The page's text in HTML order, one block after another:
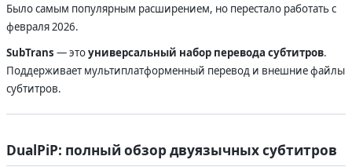
Было самым популярным расширением, но перестало работать с
февраля 2026.
SubTrans — этоуниверсальный набор перевода субтитров.
Поддерживает мультиплатформенный перевод и внешние файлы
субтитров.
DualPiP: полный обзор двуязычных субтитров